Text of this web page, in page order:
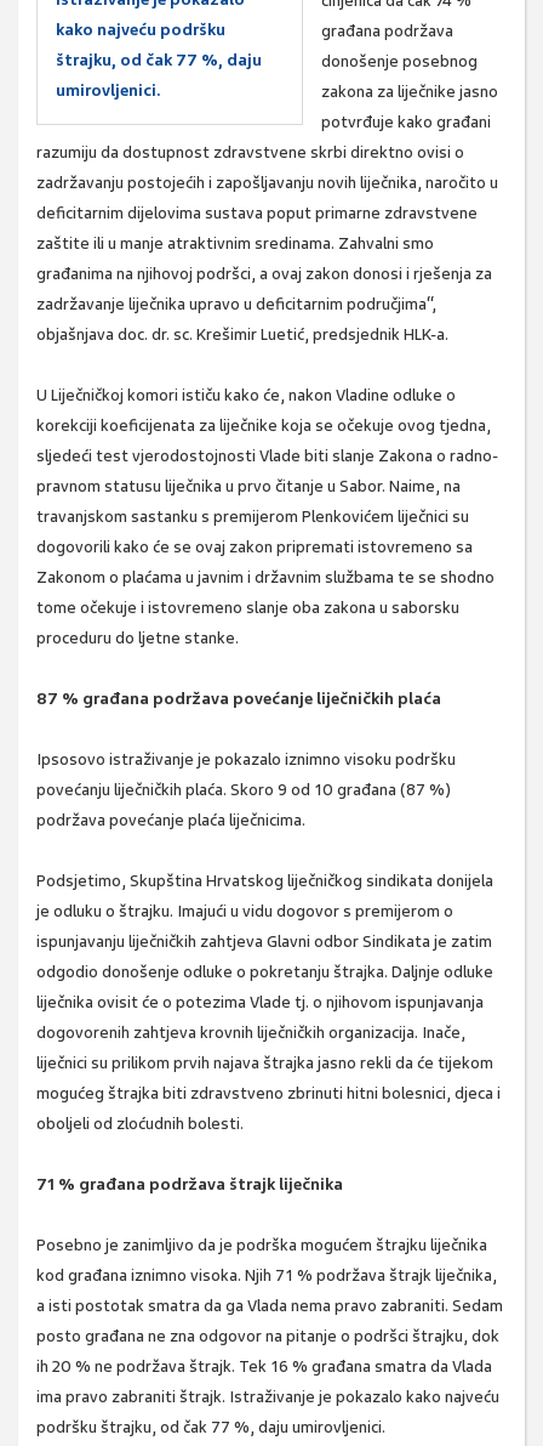
kako najveću podršku
štrajku, od čak 77 %, daju
umirovljenici.
građana podržava
donošenje posebnog
zakona za liječnike jasno
potvrđuje kako građani
razumiju da dostupnost zdravstvene skrbi direktno ovisi o
zadržavanju postojećih i zapošljavanju novih liječnika, naročito u
deficitarnim dijelovima sustava poput primarne zdravstvene
zaštite ili u manje atraktivnim sredinama. Zahvalni smo
građanima na njihovoj podršci, a ovaj zakon donosi i rješenja za
zadržavanje liječnika upravo u deficitarnim područjima“,
objašnjava doc. dr. sc. Krešimir Luetić, predsjednik HLK-a.
U Liječničkoj komori ističu kako će, nakon Vladine odluke o
korekciji koeficijenata za liječnike koja se očekuje ovog tjedna,
sljedeći test vjerodostojnosti Vlade biti slanje Zakona o radno-
pravnom statusu liječnika u prvo čitanje u Sabor. Naime, na
travanjskom sastanku s premijerom Plenkovićem liječnici su
dogovorili kako će se ovaj zakon pripremati istovremeno sa
Zakonom o plaćama u javnim i državnim službama te se shodno
tome očekuje i istovremeno slanje oba zakona u saborsku
proceduru do ljetne stanke.
87 % građana podržava povećanje liječničkih plaća
Ipsosovo istraživanje je pokazalo iznimno visoku podršku
povećanju liječničkih plaća. Skoro 9 od 10 građana (87 %)
podržava povećanje plaća liječnicima.
Podsjetimo, Skupština Hrvatskog liječničkog sindikata donijela
je odluku o štrajku. Imajući u vidu dogovor s premijerom o
ispunjavanju liječničkih zahtjeva Glavni odbor Sindikata je zatim
odgodio donošenje odluke o pokretanju štrajka. Daljnje odluke
liječnika ovisit će o potezima Vlade tj. o njihovom ispunjavanja
dogovorenih zahtjeva krovnih liječničkih organizacija. Inače,
liječnici su prilikom prvih najava štrajka jasno rekli da će tijekom
mogućeg štrajka biti zdravstveno zbrinuti hitni bolesnici, djeca i
oboljeli od zloćudnih bolesti.
71 % građana podržava štrajk liječnika
Posebno je zanimljivo da je podrška mogućem štrajku liječnika
kod građana iznimno visoka. Njih 71 % podržava štrajk liječnika,
a isti postotak smatra da ga Vlada nema pravo zabraniti. Sedam
posto građana ne zna odgovor na pitanje o podršci štrajku, dok
ih 20 % ne podržava štrajk. Tek 16 % građana smatra da Vlada
ima pravo zabraniti štrajk. Istraživanje je pokazalo kako najveću
podršku štrajku, od čak 77 %, daju umirovljenici.